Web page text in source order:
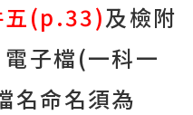
(p.33)及檢附
電子檔(一科一
名命名須為